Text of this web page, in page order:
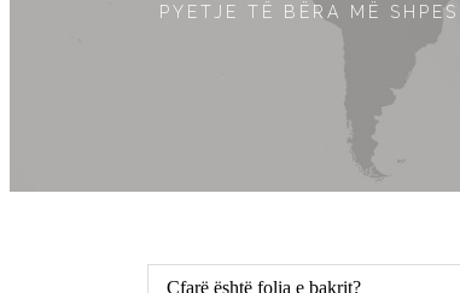
PYETJE TË BËRA MË
Çfarë është folia e bakrit?